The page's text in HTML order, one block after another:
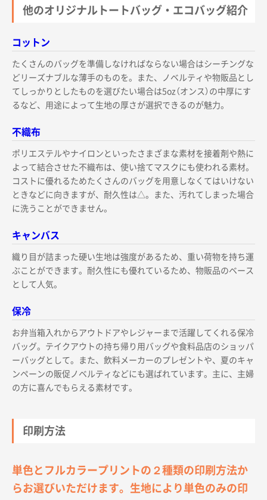
他のオリジナルトートバッグ・エコバッグ紹介
コットン
たくさんのバッグを準備しなければならない場合はシーチングな
どリーズナブルな薄手のものを。また、ノベルティや物販品とし
てしっかりとしたものを選びたい場合は5oz（オンス）の中厚にす
るなど、用途によって生地の厚さが選択できるのが魅力。
不織布
ポリエステルやナイロンといったさまざまな素材を接着剤や熱に
よって結合させた不織布は、使い捨てマスクにも使われる素材。
コストに優れるためたくさんのバッグを用意しなくてはいけない
ときなどに向きますが、耐久性は△。また、汚れてしまった場合
に洗うことができません。
キャンバス
織り目が詰まった硬い生地は強度があるため、重い荷物を持ち運
ぶことができます。耐久性にも優れているため、物販品のベース
として人気。
保冷
お弁当箱入れからアウトドアやレジャーまで活躍してくれる保冷
バッグ。テイクアウトの持ち帰り用バッグや食料品店のショッパ
ーバッグとして。また、飲料メーカーのプレゼントや、夏のキャ
ンペーンの販促ノベルティなどにも選ばれています。主に、主婦
の方に喜んでもらえる素材です。
印刷方法
単色とフルカラープリントの２種類の印刷方法か
らお選びいただけます。生地により単色のみの印